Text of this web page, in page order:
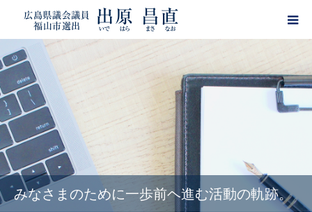
みなさまのために一歩前ヘ進む活動の軌跡。
HOME
プロフィール
政策
活動報告